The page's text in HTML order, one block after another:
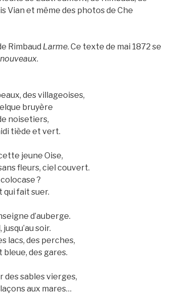
Vian et même des photos de Che
Rimbaud Larme. Ce texte de mai 1872 se
.
des villageoises,
bruyère
noisetiers,
tiède et vert.
jeune Oise,
fleurs, ciel couvert.
?
qui fait suer.
d’auberge.
soir.
lacs, des perches,
bleue, des gares.
des sables vierges,
aux mares…